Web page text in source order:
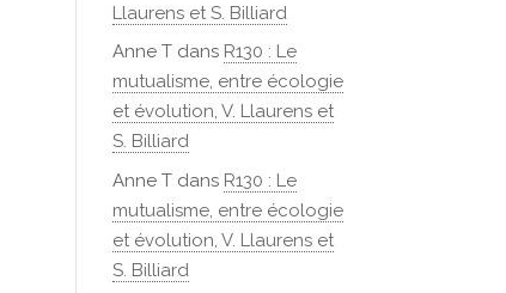
Llaurens et S. Billiard
Anne T dans R130 : Le
mutualisme, entre écologie
et évolution, V. Llaurens et
S. Billiard
Anne T dans R130 : Le
mutualisme, entre écologie
et évolution, V. Llaurens et
S. Billiard